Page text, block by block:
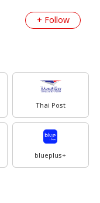
+ Follow
Thai Post
blueplus+